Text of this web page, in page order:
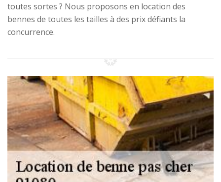
toutes sortes ? Nous proposons en location des
bennes de toutes les tailles à des prix défiants la
concurrence.